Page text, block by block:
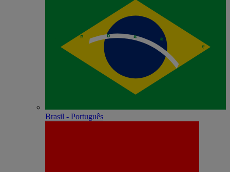
Brasil - Português